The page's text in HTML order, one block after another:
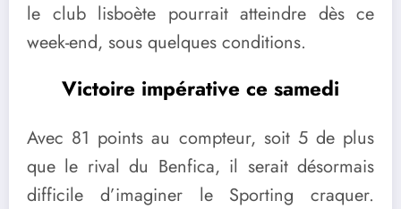
le club lisboète pourrait atteindre dès ce
week-end, sous quelques conditions.
Victoire impérative ce samedi
Avec 81 points au compteur, soit 5 de plus
que le rival du Benfica, il serait désormais
difficile d’imaginer le Sporting craquer.